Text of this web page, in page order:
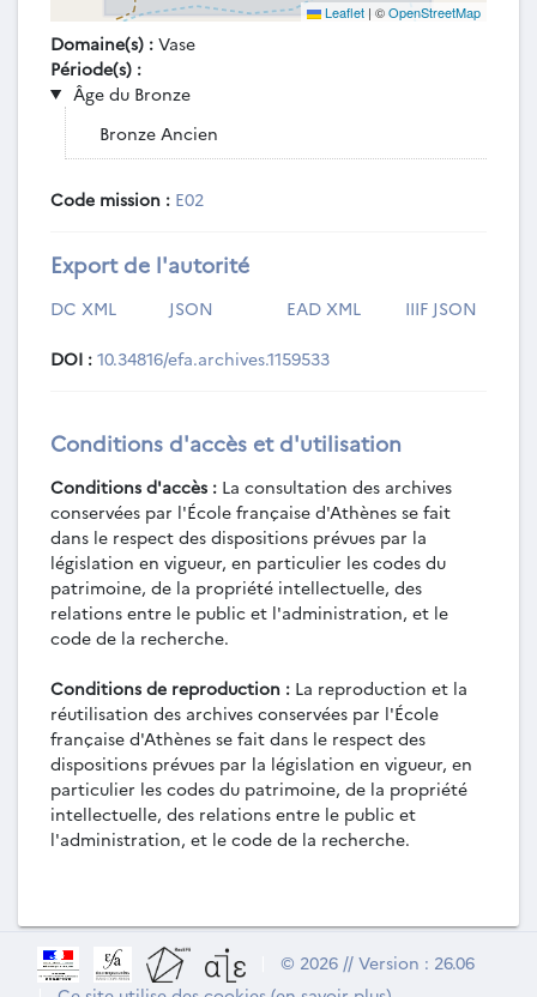
Leaflet | ©OpenStreetMap
Domaine(s) : Vase
Période(s) :
Âge du Bronze
Bronze Ancien
Code mission : E02
Export de l'autorité
DC XML JSON EAD XML IIIF JSON
DOI : 10.34816/efa.archives.1159533
Conditions d'accès et d'utilisation
Conditions d'accès : La consultation des archives
conservées par l'École française d'Athènes se fait
dans le respect des dispositions prévues par la
législation en vigueur, en particulier les codes du
patrimoine, de la propriété intellectuelle, des
relations entre le public et l'administration, et le
code de la recherche.
Conditions de reproduction : La reproduction et la
réutilisation des archives conservées par l'École
française d'Athènes se fait dans le respect des
dispositions prévues par la législation en vigueur, en
particulier les codes du patrimoine, de la propriété
intellectuelle, des relations entre le public et
l'administration, et le code de la recherche.
© 2026 // Version : 26.06